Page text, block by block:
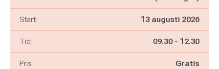
Start: 13 augusti 2026
Tid: Pågår mellan
09.30 - och
12.30
Pris: Gratis